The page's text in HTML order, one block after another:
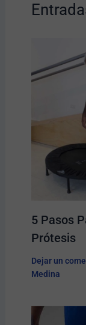
5 Pasos
Prótesis​
Dejar un
Medina